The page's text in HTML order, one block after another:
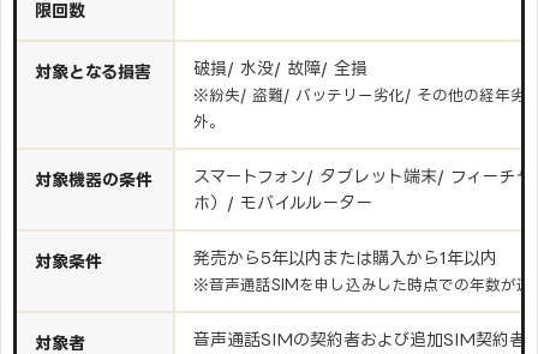
限回数
対象となる損害 破損/ 水没/ 故障/ 全損
※紛失/ 盗難/ バッテリー劣化/ その他の経年劣
外。
対象機器の条件
スマートフォン/ タブレット端末/ フィーチャ
ホ）/ モバイルルーター
対象条件 発売から5年以内または購入から1年以内
※音声通話SIMを申し込みした時点での年数が適
対象者 音声通話SIMの契約者および追加SIM契約者